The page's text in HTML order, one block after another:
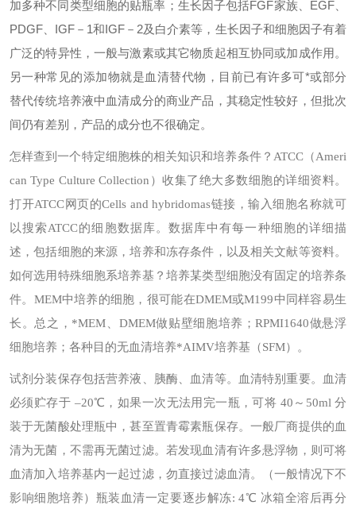
加多种不同类型细胞的贴瓶率；生长因子包括FGF家族、EGF、
PDGF、IGF－1和IGF－2及白介素等，生长因子和细胞因子有着
广泛的特异性，一般与激素或其它物质起相互协同或加成作用。
另一种常见的添加物就是血清替代物，目前已有许多可*或部分
替代传统培养液中血清成分的商业产品，其稳定性较好，但批次
间仍有差别，产品的成分也不很确定。
怎样查到一个特定细胞株的相关知识和培养条件？ ATCC（Ameri
can Type Culture Collection）收集了绝大多数细胞的详细资料。
打开ATCC网页的Cells and hybridomas链接，输入细胞名称就可
以搜索ATCC的细胞数据库。数据库中有每一种细胞的详细描
述，包括细胞的来源，培养和冻存条件，以及相关文献等资料。
如何选用特殊细胞系培养基？ 培养某类型细胞没有固定的培养条
件。MEM中培养的细胞，很可能在DMEM或M199中同样容易生
长。总之，*MEM、DMEM做贴壁细胞培养；RPMI1640做悬浮
细胞培养；各种目的无血清培养*AIMV培养基（SFM）。
试剂分装保存包括营养液、胰酶、血清等。
血清特别重要。血清
必须贮存于 –20℃，如果一次无法用完一瓶，可将 40～50ml 分
装于无菌酸处理瓶中，甚至置青霉素瓶保存。一般厂商提供的血
清为无菌，不需再无菌过滤。若发现血清有许多悬浮物，则可将
血清加入培养基内一起过滤，勿直接过滤血清。（一般情况下不
影响细胞培养） 瓶装血清一定要逐步解冻: 4℃ 冰箱全溶后再分